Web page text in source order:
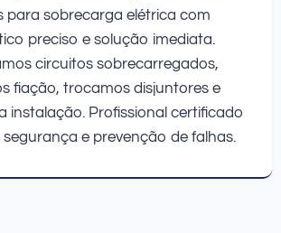
para sobrecarga elétrica com
preciso e solução imediata.
circuitos sobrecarregados,
fiação, trocamos disjuntores e
instalação. Profissional certificado
e prevenção de falhas.